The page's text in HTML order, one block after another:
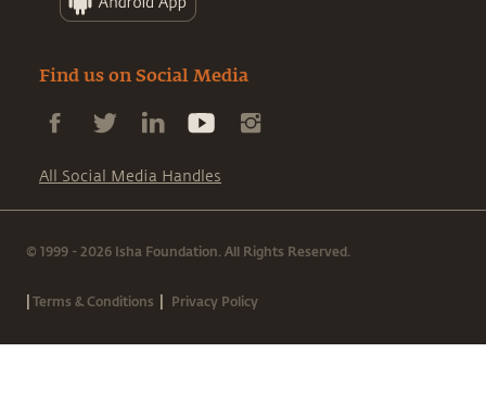
Find us on Social Media
All Social Media Handles
© 1999 - 2026 Isha Foundation. All Rights Reserved.
|Terms & Conditions | Privacy Policy